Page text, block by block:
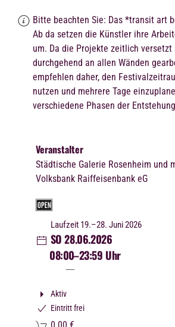
Bitte beachten Sie: Das *transit art
Ab da setzen die Künstler ihre
um. Da die Projekte zeitlich
durchgehend an allen Wänden
empfehlen daher, den
nutzen und mehrere Tage
verschiedene Phasen der
Veranstalter
Städtische Galerie Rosenheim und
Volksbank Raiffeisenbank eG
Laufzeit 19.–28. Juni 2026
SO 28.06.2026
08:00–23:59 Uhr
Aktiv
Eintritt frei